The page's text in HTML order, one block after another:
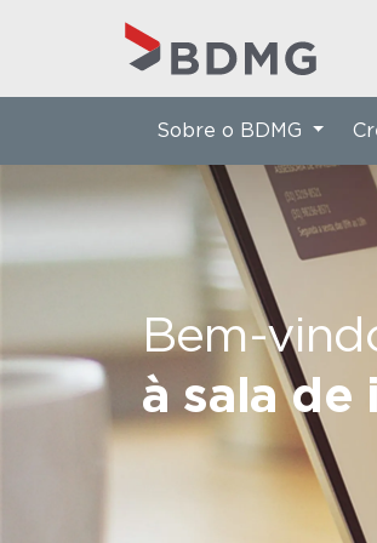
Bem-
à sala de
Sobre o BDMG